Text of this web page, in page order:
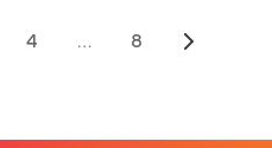
4 … 8